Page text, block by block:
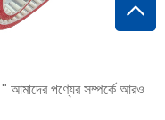
" আমাদের পণ্যের সম্পর্কে আরও